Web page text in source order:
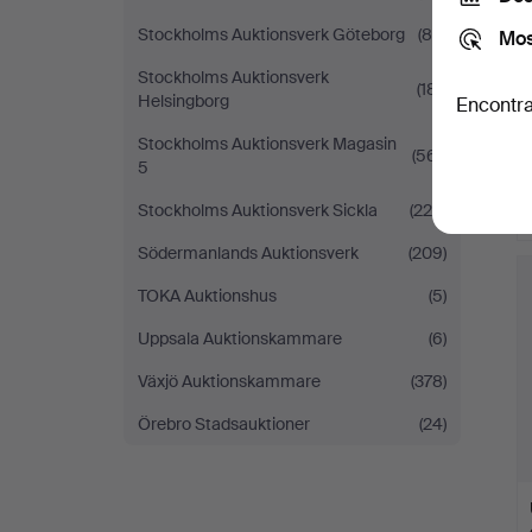
Stockholms Auktionsverk Göteborg
(84)
Stockholms Auktionsverk
Helsingborg
(181)
Stockholms Auktionsverk Magasin
5
(561)
Stockholms Auktionsverk Sickla
(225)
Södermanlands Auktionsverk
(209)
TOKA Auktionshus
(5)
Uppsala Auktionskammare
(6)
Växjö Auktionskammare
(378)
Örebro Stadsauktioner
(24)